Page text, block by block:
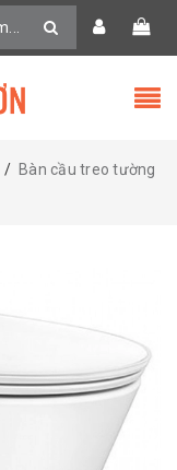
/ Bàn cầu treo tường